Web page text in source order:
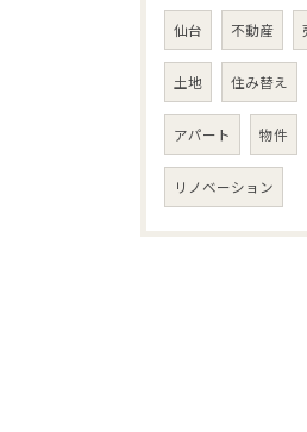
仙台 不動産
土地 住み替え
アパート 物件
リノベーション